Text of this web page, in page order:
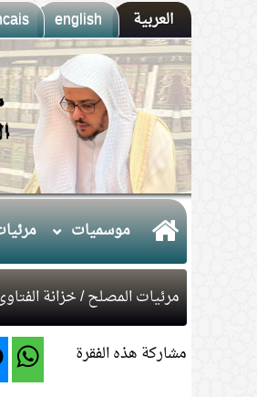
العربية english
موسميات
مرئيات المصلح/خزانة
مشاركة هذه الفقرة